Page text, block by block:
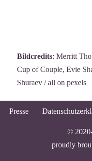
Bildcredits: Merritt
Cup of Couple, Evie
Shuraev / all on pexels
Presse
©
proudly